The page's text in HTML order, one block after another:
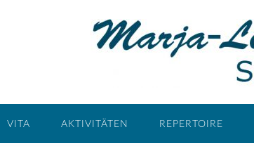
VITA AKTIVITÄTEN REPERTOIRE